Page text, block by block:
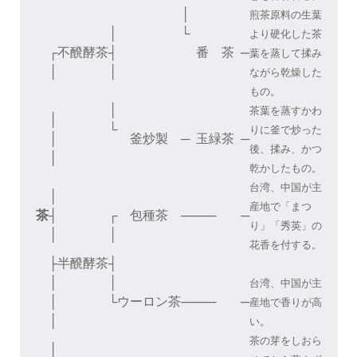
┌不醗酵茶┤
└
番 茶 ─
煎茶原料の生葉
より硬化した茶
葉を蒸して揉み
ながら乾燥した
もの。
└
釜炒製 ─ 玉緑茶 ─
茶葉を蒸すかわ
りに釜で炒った
後、揉み、かつ
乾かしたもの。
茶┤
┌
包種茶 ──── ─
台湾、中国が主
産地で「まつ
り」「秀英」の
花香を付する。
├半醗酵茶┤
└ウーロン茶──── ─
台湾、中国が主
産地で香りが高
い。
茶の芽をしおら